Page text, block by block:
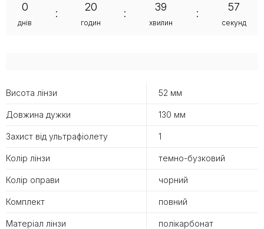
Висота лінзи 52 мм
Довжина дужки 130 мм
Захист від ультрафіолету 1
Колір лінзи темно-бузковий
Колір оправи чорний
Комплект повний
Матеріал лінзи полікарбонат
0
днів
:
20
годин
:
39
хвилин
:
57
секунд